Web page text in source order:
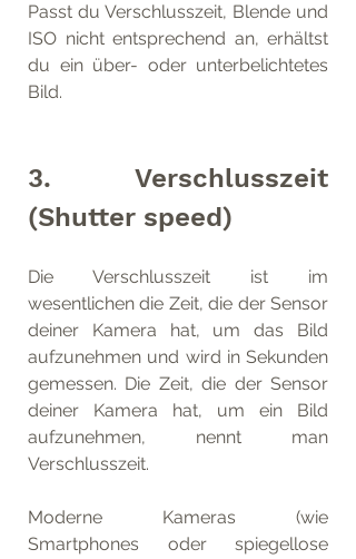
Passt du Verschlusszeit, Blende und
ISO nicht entsprechend an, erhältst
du ein über- oder unterbelichtetes
Bild.
3. Verschlusszeit
(Shutter speed)
Die Verschlusszeit ist im
wesentlichen die Zeit, die der Sensor
deiner Kamera hat, um das Bild
aufzunehmen und wird in Sekunden
gemessen. Die Zeit, die der Sensor
deiner Kamera hat, um ein Bild
aufzunehmen, nennt man
Verschlusszeit.
Moderne Kameras (wie
Smartphones oder spiegellose